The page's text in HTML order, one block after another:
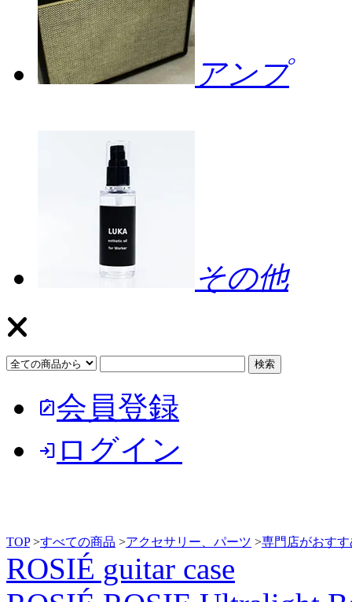
アンプ
その他
note_alt会員登録
login ログイン
TOP >すべての商品 >アクセサリー、パーツ >専門店がおす
ROSIÉ guitar case